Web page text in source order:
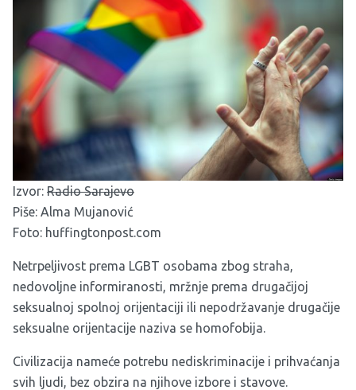
Izvor: Radio Sarajevo
Piše: Alma Mujanović
Foto: huffingtonpost.com
Netrpeljivost prema LGBT osobama zbog straha,
nedovoljne informiranosti, mržnje prema drugačijoj
seksualnoj spolnoj orijentaciji ili nepodržavanje drugačije
seksualne orijentacije naziva se homofobija.
Civilizacija nameće potrebu nediskriminacije i prihvaćanja
svih ljudi, bez obzira na njihove izbore i stavove.